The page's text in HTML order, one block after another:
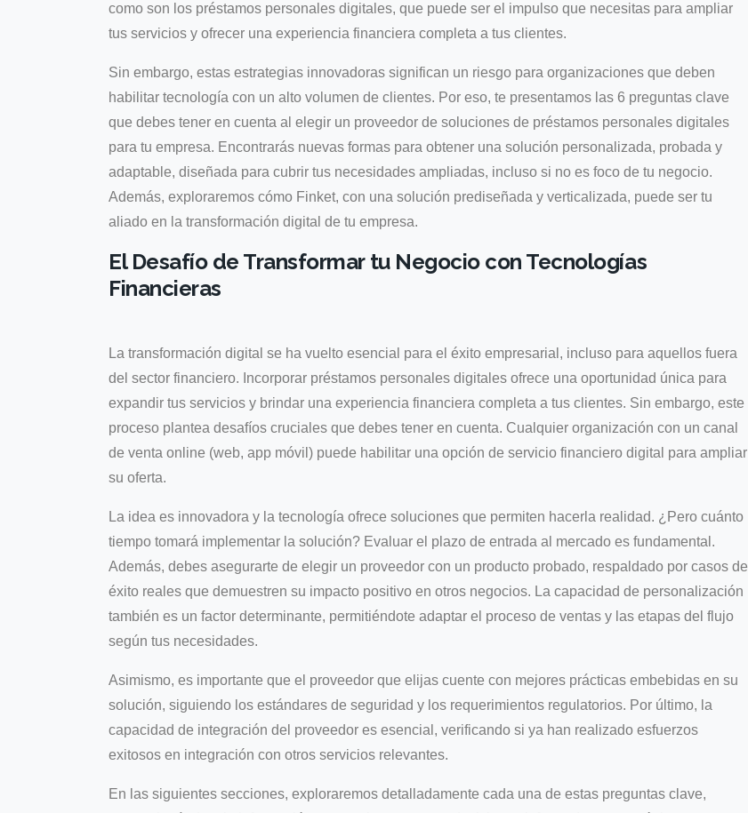
como son los préstamos personales digitales, que puede ser el impulso que necesitas para ampliar
tus servicios y ofrecer una experiencia financiera completa a tus clientes.
Sin embargo, estas estrategias innovadoras significan un riesgo para organizaciones que deben
habilitar tecnología con un alto volumen de clientes. Por eso, te presentamos las 6 preguntas clave
que debes tener en cuenta al elegir un proveedor de soluciones de préstamos personales digitales
para tu empresa. Encontrarás nuevas formas para obtener una solución personalizada, probada y
adaptable, diseñada para cubrir tus necesidades ampliadas, incluso si no es foco de tu negocio.
Además, exploraremos cómo Finket, con una solución prediseñada y verticalizada, puede ser tu
aliado en la transformación digital de tu empresa.
El Desafío de Transformar tu Negocio con Tecnologías
Financieras
La transformación digital se ha vuelto esencial para el éxito empresarial, incluso para aquellos fuera
del sector financiero. Incorporar préstamos personales digitales ofrece una oportunidad única para
expandir tus servicios y brindar una experiencia financiera completa a tus clientes. Sin embargo, este
proceso plantea desafíos cruciales que debes tener en cuenta. Cualquier organización con un canal
de venta online (web, app móvil) puede habilitar una opción de servicio financiero digital para ampliar
su oferta.
La idea es innovadora y la tecnología ofrece soluciones que permiten hacerla realidad. ¿Pero cuánto
tiempo tomará implementar la solución? Evaluar el plazo de entrada al mercado es fundamental.
Además, debes asegurarte de elegir un proveedor con un producto probado, respaldado por casos de
éxito reales que demuestren su impacto positivo en otros negocios. La capacidad de personalización
también es un factor determinante, permitiéndote adaptar el proceso de ventas y las etapas del flujo
según tus necesidades.
Asimismo, es importante que el proveedor que elijas cuente con mejores prácticas embebidas en su
solución, siguiendo los estándares de seguridad y los requerimientos regulatorios. Por último, la
capacidad de integración del proveedor es esencial, verificando si ya han realizado esfuerzos
exitosos en integración con otros servicios relevantes.
En las siguientes secciones, exploraremos detalladamente cada una de estas preguntas clave,